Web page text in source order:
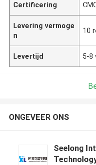
Certificering
Levering vermoge
n
10
Levertijd 5-8
ONGEVEER ONS
Seelong